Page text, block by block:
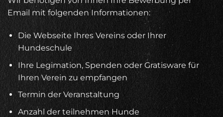
Email mit folgenden Informationen:
Die Webseite Ihres Vereins oder Ihrer
Hundeschule
Ihre Legimation, Spenden oder Gratisware für
Ihren Verein zu empfangen
Termin der Veranstaltung
Anzahl der teilnehmen Hunde